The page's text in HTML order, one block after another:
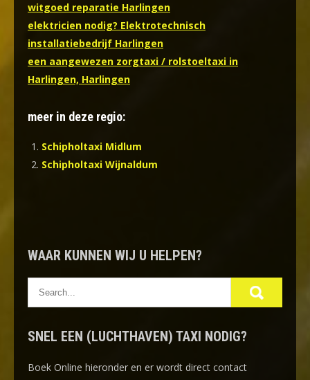
witgoed reparatie Harlingen
elektricien nodig? Elektrotechnisch
installatiebedrijf Harlingen
een aangewezen zorgtaxi / rolstoeltaxi in
Harlingen, Harlingen
meer in deze regio:
Schipholtaxi Midlum
Schipholtaxi Wijnaldum
WAAR KUNNEN WIJ U HELPEN?
SNEL EEN (LUCHTHAVEN) TAXI NODIG?
Boek Online hieronder en er wordt direct contact